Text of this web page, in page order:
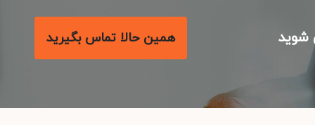
همین حالا تماس بگیرید